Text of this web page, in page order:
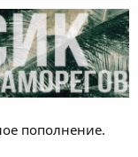
пополнение.